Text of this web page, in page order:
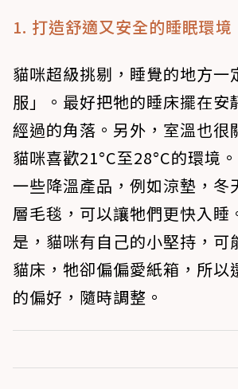
1. 打造舒適又安全的睡眠環境
貓咪超級挑剔，睡覺的地方一
服」。最好把牠的睡床擺在安
經過的角落。另外，室溫也很
貓咪喜歡21°C至28°C的環境
一些降溫產品，例如涼墊，冬
層毛毯，可以讓牠們更快入睡
是，貓咪有自己的小堅持，可
貓床，牠卻偏偏愛紙箱，所以
的偏好，隨時調整。